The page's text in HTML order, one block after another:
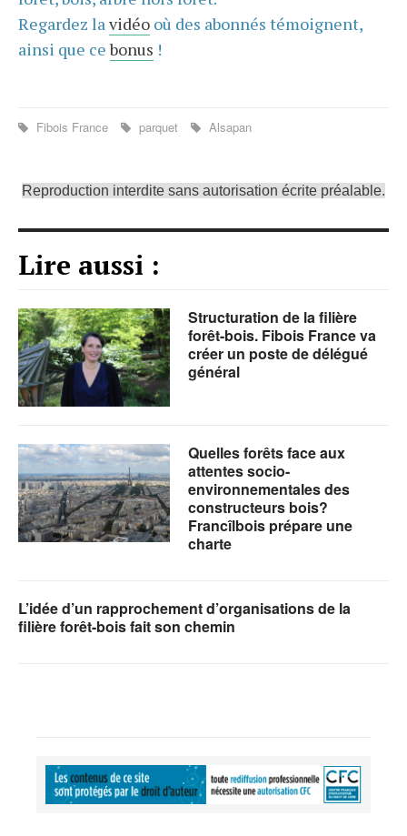
Regardez lavidéo où des abonnés témoignent,
ainsi que cebonus !
Fibois France parquet Alsapan
Reproduction interdite sans autorisation écrite préalable.
Lire aussi :
Structuration de la filière
forêt-bois. Fibois France va
créer un poste de délégué
général
Quelles forêts face aux
attentes socio-
environnementales des
constructeurs bois?
Francîlbois prépare une
charte
L’idée d’un rapprochement d’organisations de la
filière forêt-bois fait son chemin